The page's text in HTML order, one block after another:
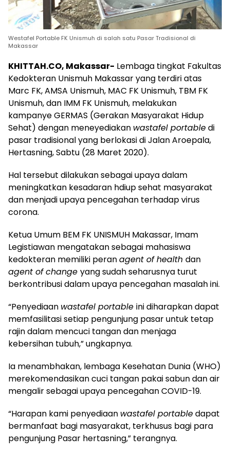
Westafel Portable FK Unismuh di salah satu Pasar Tradisional di
Makassar
KHITTAH.CO, Makassar- Lembaga tingkat Fakultas
Kedokteran Unismuh Makassar yang terdiri atas
Marc FK, AMSA Unismuh, MAC FK Unismuh, TBM FK
Unismuh, dan IMM FK Unismuh, melakukan
kampanye GERMAS (Gerakan Masyarakat Hidup
Sehat) dengan meneyediakan wastafel portabledi
pasar tradisional yang berlokasi di Jalan Aroepala,
Hertasning, Sabtu (28 Maret 2020).
Hal tersebut dilakukan sebagai upaya dalam
meningkatkan kesadaran hdiup sehat masyarakat
dan menjadi upaya pencegahan terhadap virus
corona.
Ketua Umum BEM FK UNISMUH Makassar, Imam
Legistiawan mengatakan sebagai mahasiswa
kedokteran memiliki peranagent of health dan
agent of change yang sudah seharusnya turut
berkontribusi dalam upaya pencegahan masalah ini.
“Penyediaan wastafel portable ini diharapkan dapat
memfasilitasi setiap pengunjung pasar untuk tetap
rajin dalam mencuci tangan dan menjaga
kebersihan tubuh,” ungkapnya.
Ia menambhakan, lembaga Kesehatan Dunia (WHO)
merekomendasikan cuci tangan pakai sabun dan air
mengalir sebagai upaya pencegahan COVID-19.
“Harapan kami penyediaan wastafel portabledapat
bermanfaat bagi masyarakat, terkhusus bagi para
pengunjung Pasar hertasning,” terangnya.